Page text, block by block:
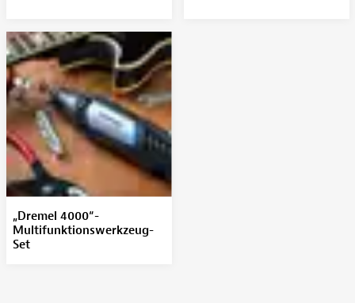
„Dremel 4000“-
Multifunktionswerkzeug-
Set